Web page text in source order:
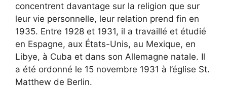
concentrent davantage sur la religion que sur
leur vie personnelle, leur relation prend fin en
1935. Entre 1928 et 1931, il a travaillé et étudié
en Espagne, aux États-Unis, au Mexique, en
Libye, à Cuba et dans son Allemagne natale. Il
a été ordonné le 15 novembre 1931 à l’église St.
Matthew de Berlin.